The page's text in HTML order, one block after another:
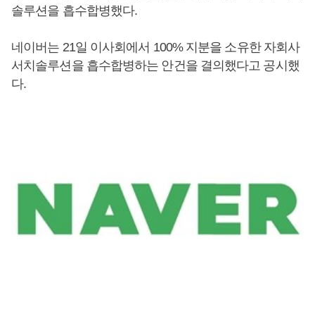
솔루션을 흡수합병했다.
네이버는 21일 이사회에서 100% 지분을 소유한 자회사
서치솔루션을 흡수합병하는 안건을 결의했다고 공시했
다.